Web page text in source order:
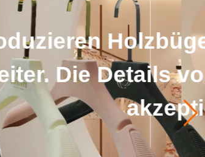
und so